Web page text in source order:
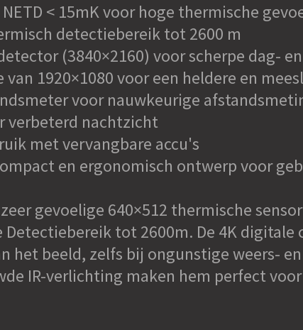
< 15mK voor hoge thermische
detectiebereik tot 2600 m
(3840×2160) voor scherpe dag-
1920×1080 voor een heldere en
voor nauwkeurige
verbeterd nachtzicht
met vervangbare accu's
en ergonomisch ontwerp voor
gevoelige 640×512 thermische
tot 2600m. De 4K digitale
het beeld, zelfs bij ongunstige weers-
IR-verlichting maken hem perfect